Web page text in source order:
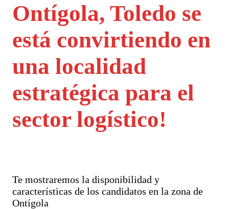
Ontígola, Toledo se
está convirtiendo en
una localidad
estratégica para el
sector logístico!
Te mostraremos la disponibilidad y
características de los candidatos en la zona de
Ontígola